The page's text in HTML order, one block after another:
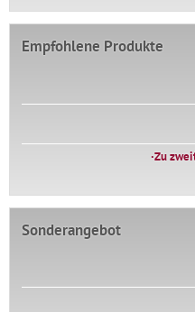
Empfohlene Produkte
∙Zu
Sonderangebot